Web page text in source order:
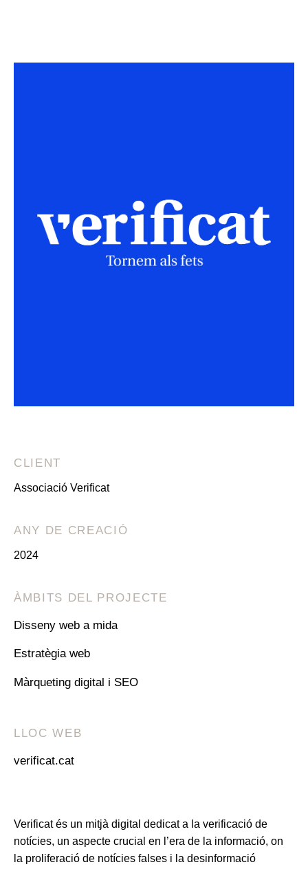
CLIENT
Associació Verificat
ANY DE CREACIÓ
2024
ÀMBITS DEL PROJECTE
Disseny web a mida
Estratègia web
Màrqueting digital i SEO
LLOC WEB
verificat.cat
Verificat és un mitjà digital dedicat a la verificació de
notícies, un aspecte crucial en l’era de la informació, on
la proliferació de notícies falses i la desinformació